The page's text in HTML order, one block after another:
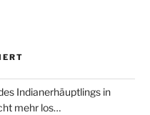
Indianerhäuptlings in
mehr los…